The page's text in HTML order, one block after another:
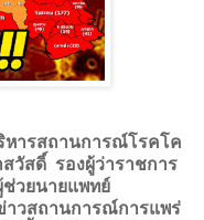
หารสถานการณ์โรคโค
วัสดิ์ รองผู้ว่าราชการ
ช่วยนายแพทย์
าวสถานการณ์การแพร่